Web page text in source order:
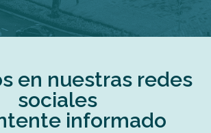
en nuestras redes
sociales
informado